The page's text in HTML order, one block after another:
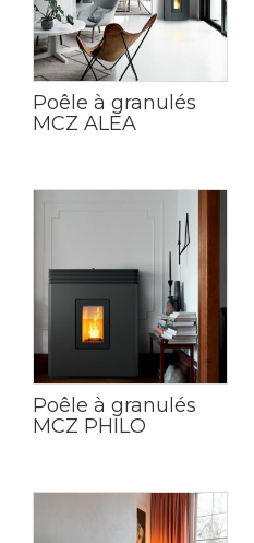
Poêle à granulés
MCZ ALEA
Poêle à granulés
MCZ PHILO